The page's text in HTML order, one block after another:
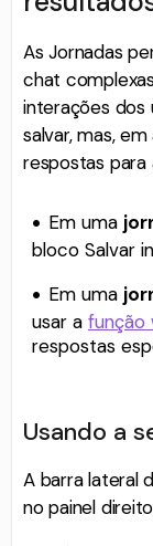
As Jornadas
chat
interações dos
salvar, mas,
respostas para
Em uma
bloco Salvar
Em uma
usar a função
respostas
Usando a
A barra lateral
no painel